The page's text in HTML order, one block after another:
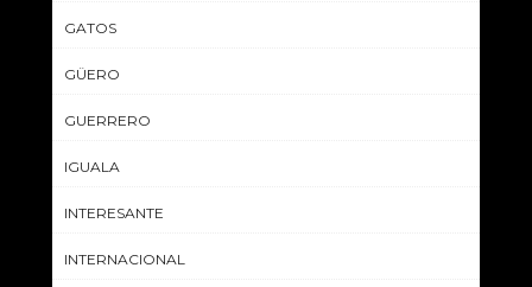
GATOS
GÜERO
GUERRERO
IGUALA
INTERESANTE
INTERNACIONAL